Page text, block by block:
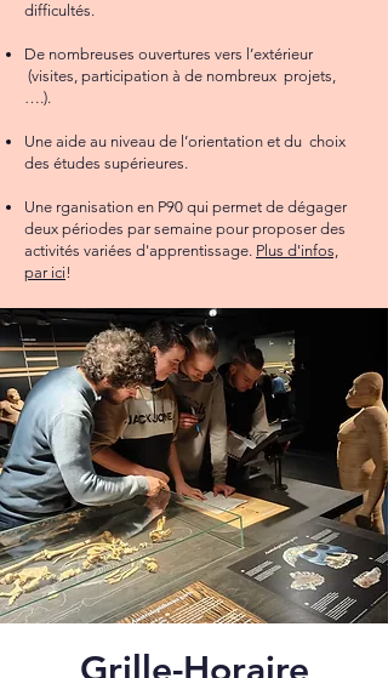
difficultés.
De nombreuses ouvertures vers l’extérieur
(visites, participation à de nombreux projets,
….).
Une aide au niveau de l’orientation et du choix
des études supérieures.
Une rganisation en P90 qui permet de dégager
deux périodes par semaine pour proposer des
activités variées d'apprentissage. Plus d'infos,
par ici!